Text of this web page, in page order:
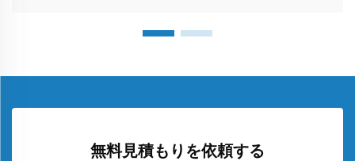
無料見積もりを依頼する